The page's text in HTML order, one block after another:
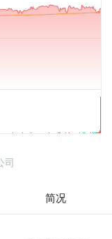
司
简况